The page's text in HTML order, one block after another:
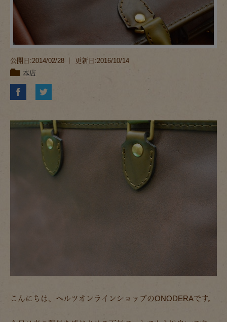
公開日:2014/02/28 ｜ 更新日:2016/10/14
本店
こんにちは、ヘルツオンラインショップのONODERAです。